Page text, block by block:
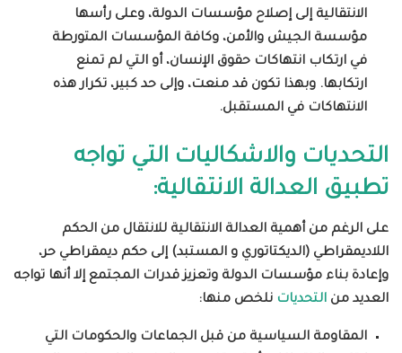
الانتقالية إلى إصلاح مؤسسات الدولة، وعلى رأسها
مؤسسة الجيش والأمن، وكافة المؤسسات المتورطة
في ارتكاب انتهاكات حقوق الإنسان، أو التي لم تمنع
ارتكابها. وبهذا تكون قد منعت، وإلى حد كبير، تكرار هذه
الانتهاكات في المستقبل.
التحديات والاشكاليات التي تواجه
تطبيق العدالة الانتقالية:
على الرغم من أهمية العدالة الانتقالية للانتقال من الحكم
اللاديمقراطي (الديكتاتوري و المستبد) إلى حكم ديمقراطي حر،
وإعادة بناء مؤسسات الدولة وتعزيز قدرات المجتمع إلا أنها تواجه
العديد من التحديات نلخص منها:
المقاومة السياسية من قبل الجماعات والحكومات التي